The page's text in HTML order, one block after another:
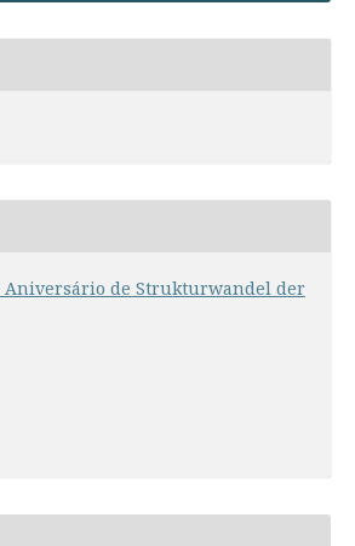
Aniversário de Strukturwandel der